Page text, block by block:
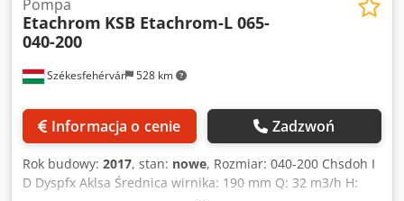
Székesfehérvár 528 km
Pompa
Etachrom KSB Etachrom-L 065-
040-200
Informacja o cenie Zadzwoń
Rok budowy: 2017, stan: nowe, Rozmiar: 040-200 Chsdoh I
D Dyspfx Aklsa Średnica wirnika: 190 mm Q: 32 m3/h H: